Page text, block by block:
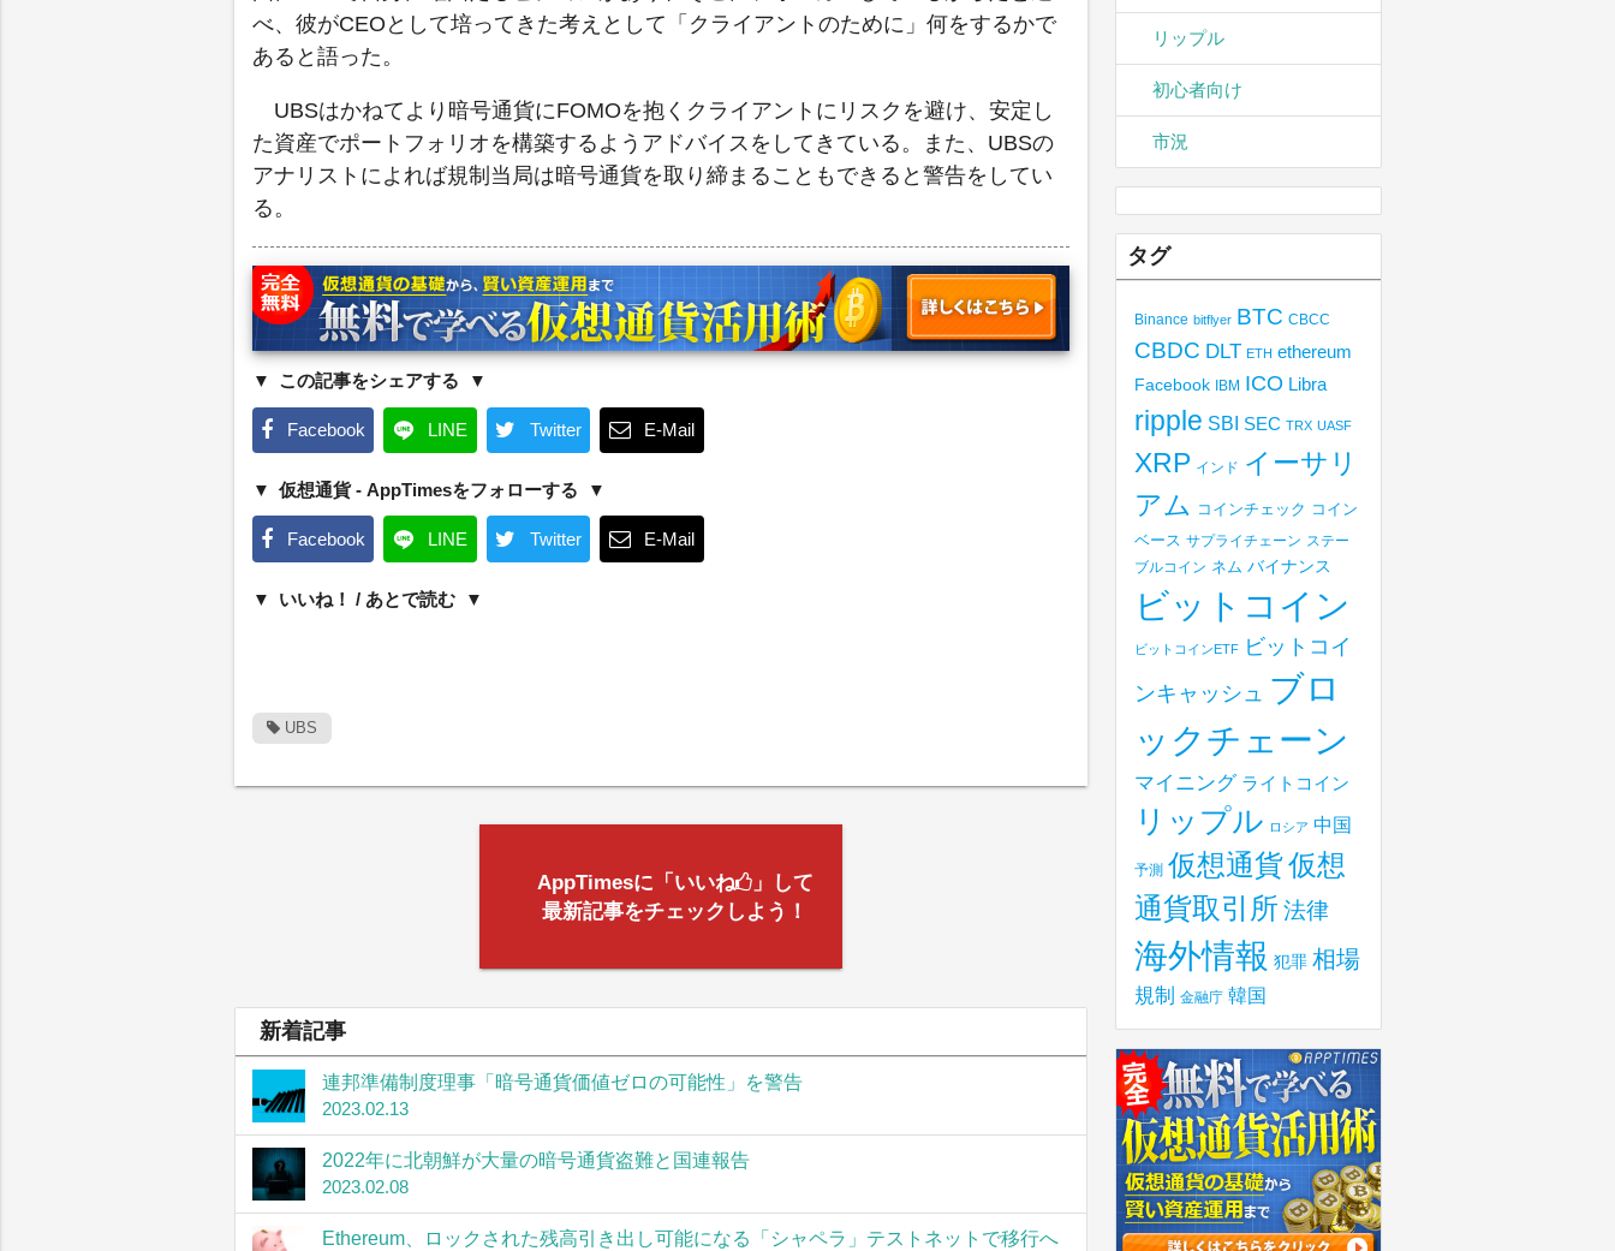
べ、彼がCEOとして培ってきた考えとして「クライアントのために」何をするかで
あると語った。
UBSはかねてより暗号通貨にFOMOを抱くクライアントにリスクを避け、安定し
た資産でポートフォリオを構築するようアドバイスをしてきている。また、UBSの
アナリストによれば規制当局は暗号通貨を取り締まることもできると警告をしてい
る。
この記事をシェアする
Facebook LINE Twitter E-Mail
仮想通貨 - AppTimesをフォローする
Facebook LINE Twitter E-Mail
いいね！ / あとで読む
UBS
AppTimesに「いいね
」して
最新記事をチェックしよう！
新着記事
連邦準備制度理事「暗号通貨価値ゼロの可能性」を警告
2023.02.13
2022年に北朝鮮が大量の暗号通貨盗難と国連報告
2023.02.08
Ethereum、ロックされた残高引き出し可能になる「シャペラ」テストネットで移行へ
リップル
初心者向け
市況
タグ
Binance bitflyer BTC CBCC
CBDC DLT ETH ethereum
Facebook IBM ICO Libra
ripple SBI SEC TRX UASF
XRP インド イーサリ
アム コインチェック コイン
ベース サプライチェーン ステー
ブルコイン ネム バイナンス
ビットコイン
ビットコインETF
ビットコイ
ンキャッシュ ブロ
ックチェーン
マイニング ライトコイン
リップル ロシア 中国
予測 仮想通貨仮想
通貨取引所 法律
海外情報 犯罪 相場
規制 金融庁 韓国